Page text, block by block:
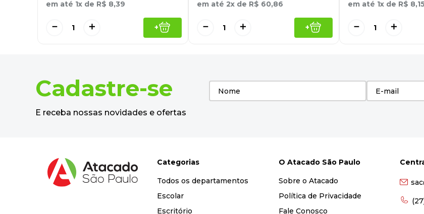
em até 1x de R$ 8,39
＋
－ +
em até 2x de R$ 60,86
＋
－ +
em até 1x de R$ 8,
＋
－
Cadastre-se
E receba nossas novidades e ofertas
Categorias
Todos os departamentos
Escolar
Escritório
O Atacado São Paulo
Sobre o Atacado
Política de Privacidade
Fale Conosco